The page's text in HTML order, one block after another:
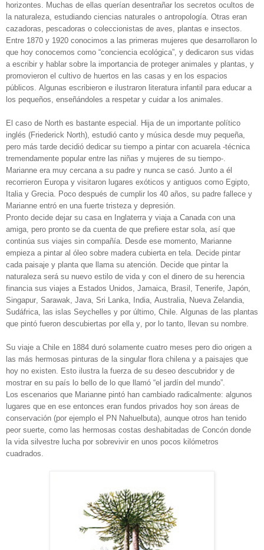
horizontes. Muchas de ellas querían desentrañar los secretos ocultos de
la naturaleza, estudiando ciencias naturales o antropología. Otras eran
cazadoras, pescadoras o coleccionistas de aves, plantas e insectos.
Entre 1870 y 1920 conocimos a las primeras mujeres que desarrollaron lo
que hoy conocemos como “conciencia ecológica”, y dedicaron sus vidas
a escribir y hablar sobre la importancia de proteger animales y plantas, y
promovieron el cultivo de huertos en las casas y en los espacios
públicos. Algunas escribieron e ilustraron literatura infantil para educar a
los pequeños, enseñándoles a respetar y cuidar a los animales.
El caso de North es bastante especial. Hija de un importante político
inglés (Friederick North), estudió canto y música desde muy pequeña,
pero más tarde decidió dedicar su tiempo a pintar con acuarela -técnica
tremendamente popular entre las niñas y mujeres de su tiempo-.
Marianne era muy cercana a su padre y nunca se casó. Junto a él
recorrieron Europa y visitaron lugares exóticos y antiguos como Egipto,
Italia y Grecia. Poco después de cumplir los 40 años, su padre fallece y
Marianne entró en una fuerte tristeza y depresión.
Pronto decide dejar su casa en Inglaterra y viaja a Canada con una
amiga, pero pronto se da cuenta de que prefiere estar sola, así que
continúa sus viajes sin compañía. Desde ese momento, Marianne
empieza a pintar al óleo sobre madera cubierta en tela. Decide pintar
cada paisaje y planta que llama su atención. Decide que pintar la
naturaleza será su nuevo estilo de vida y con el dinero de su herencia
financia sus viajes a Estados Unidos, Jamaica, Brasil, Tenerife, Japón,
Singapur, Sarawak, Java, Sri Lanka, India, Australia, Nueva Zelandia,
Sudáfrica, las islas Seychelles y por último, Chile. Algunas de las plantas
que pintó fueron descubiertas por ella y, por lo tanto, llevan su nombre.
Su viaje a Chile en 1884 duró solamente cuatro meses pero dio origen a
las más hermosas pinturas de la singular flora chilena y a paisajes que
hoy no existen. Esto ilustra la fuerza de su deseo descubridor y de
mostrar en su país lo bello de lo que llamó “el jardín del mundo”.
Los escenarios que Marianne pintó han cambiado radicalmente: algunos
lugares que en ese entonces eran fundos privados hoy son áreas de
conservación (por ejemplo el PN Nahuelbuta), aunque otros han tenido
peor suerte, como las hermosas costas deshabitadas de Concón donde
la vida silvestre lucha por sobrevivir en unos pocos kilómetros
cuadrados.